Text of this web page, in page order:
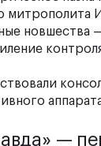
митрополита
новшества
—